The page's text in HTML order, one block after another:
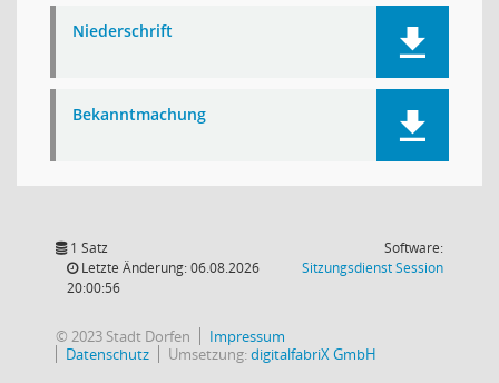
Niederschrift
Bekanntmachung
1 Satz
Letzte Änderung: 06.08.2026
20:00:56
Software:
SitzungsdienstSession(Wird in
© 2023 Stadt Dorfen
Impressum
Datenschutz
Umsetzung:digitalfabriX GmbH